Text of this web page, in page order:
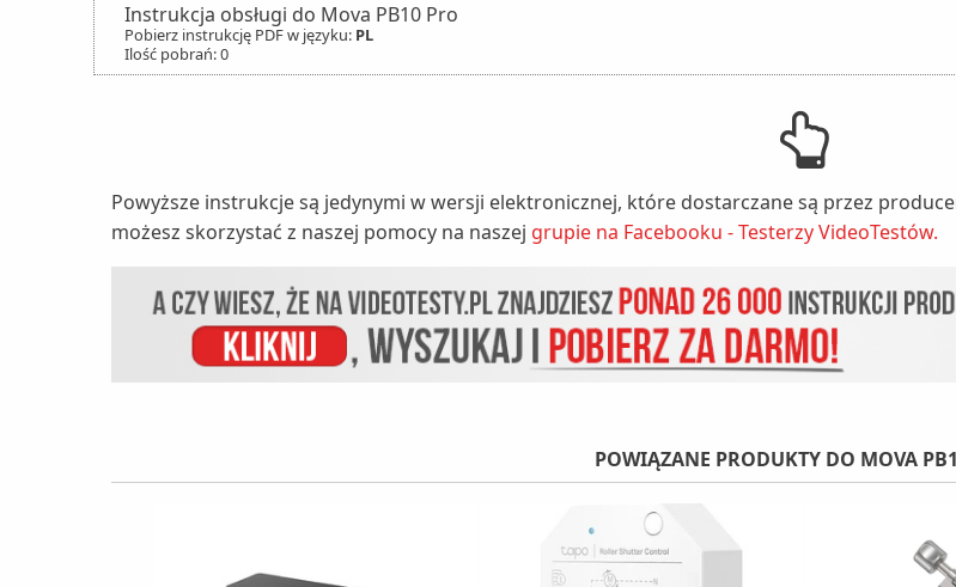
Instrukcja obsługi do Mova PB10 Pro
Pobierz instrukcję PDF w języku: PL
Ilość pobrań: 0
Powyższe instrukcje są jedynymi w wersji elektronicznej, które dostarczane są przez
możesz skorzystać z naszej pomocy na naszej grupie na Facebooku - Testerzy VideoTestów.
POWIĄZANE PRODUKTY DO MOVA